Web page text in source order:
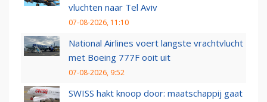
vluchten naar Tel Aviv
07-08-2026, 11:10
National Airlines voert langste vrachtvlucht
met Boeing 777F ooit uit
07-08-2026, 9:52
SWISS hakt knoop door: maatschappij gaat